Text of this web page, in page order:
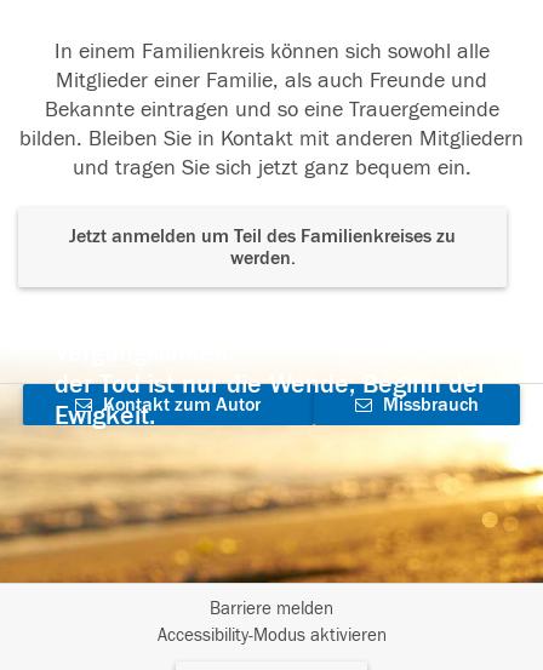
In einem Familienkreis können sich sowohl alle
Mitglieder einer Familie, als auch Freunde und
Bekannte eintragen und so eine Trauergemeinde
bilden. Bleiben Sie in Kontakt mit anderen Mitgliedern
und tragen Sie sich jetzt ganz bequem ein.
Jetzt anmelden um Teil des Familienkreises zu
werden.
der Tod ist nur die Wende, Beginn der
Ewigkeit.
Kontakt zum Autor
aufnehmen
Missbrauch
Barriere melden
Accessibility-Modus aktivieren